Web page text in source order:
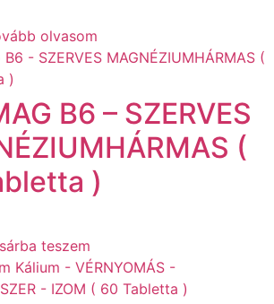
olvasom
B6 – SZERVES
(
)
teszem